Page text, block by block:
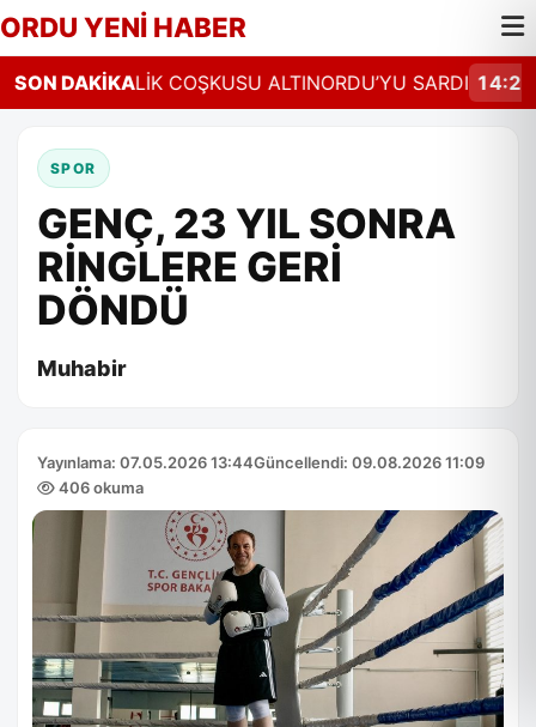
ORDU YENİ HABER
SON DAKİKA
14:26 ŞENLİK COŞKUSU ALTINORDU’YU SARDI 14:23
SPOR
GENÇ, 23 YIL SONRA
RİNGLERE GERİ
DÖNDÜ
Muhabir
Yayınlama: 07.05.2026 13:44Güncellendi: 09.08.2026 11:09
406 okuma